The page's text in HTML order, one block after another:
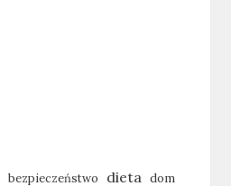
bezpieczeństwo dieta dom